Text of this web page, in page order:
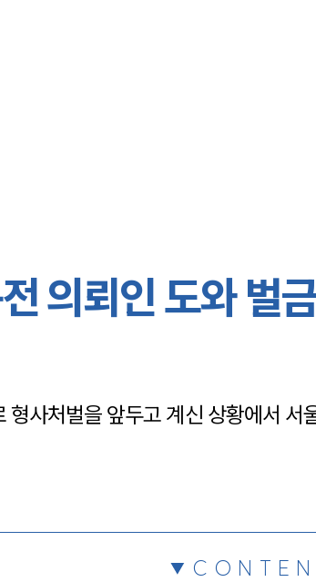
서초음주운
서초변호사
서초변호사
채용정보
의뢰인 도와 벌
사처벌을 앞두고 계신 상황에서 서